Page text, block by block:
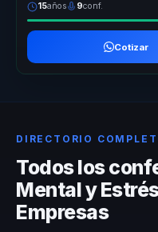
15años 9conf.
Cotizar
DIRECTORIO
Todos los
Mental y
Empresas